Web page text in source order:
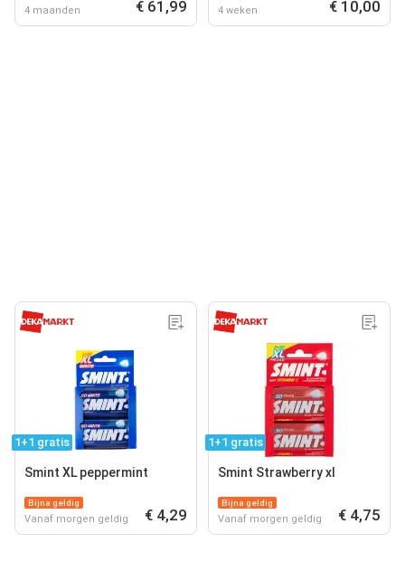
4 maanden € 61,99 4 weken € 10,00
1+1 gratis
Smint XL peppermint
Bijna geldig
Vanaf morgen geldig € 4,29
1+1 gratis
Smint Strawberry xl
Bijna geldig
Vanaf morgen geldig € 4,75